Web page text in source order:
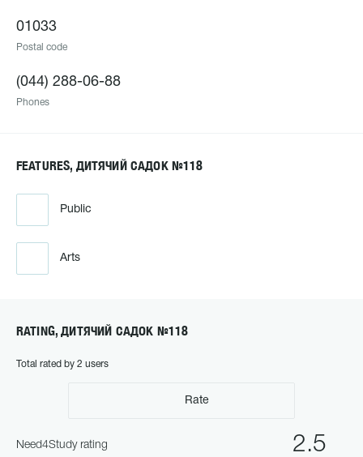
01033
Postal code
(044) 288-06-88
Phones
FEATURES, ДИТЯЧИЙ САДОК №118
Public
Arts
RATING, ДИТЯЧИЙ САДОК №118
Total rated by 2 users
Rate
2.5
Need4Study rating